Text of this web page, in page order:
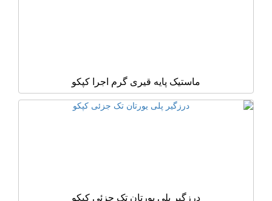
ماستیک پایه قیری گرم اجرا کپکو
درزگیر پلی یورتان تک جزئی کپکو